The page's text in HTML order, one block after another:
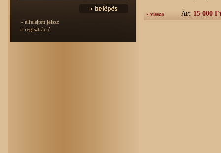
» elfelejtett jelszó
» regisztráció
« vissza Ár: 15 000 Ft